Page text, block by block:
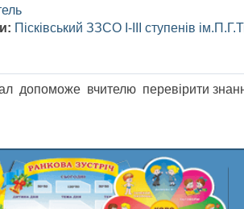
Пісківський ЗЗСО І-ІІІ ступенів
допоможе вчителю перевірити